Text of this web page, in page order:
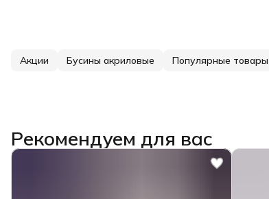
Акции Бусины акриловые Популярные товары
Рекомендуем для вас